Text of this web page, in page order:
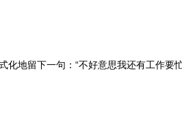
地留下一句：“不好意思我还有工作要